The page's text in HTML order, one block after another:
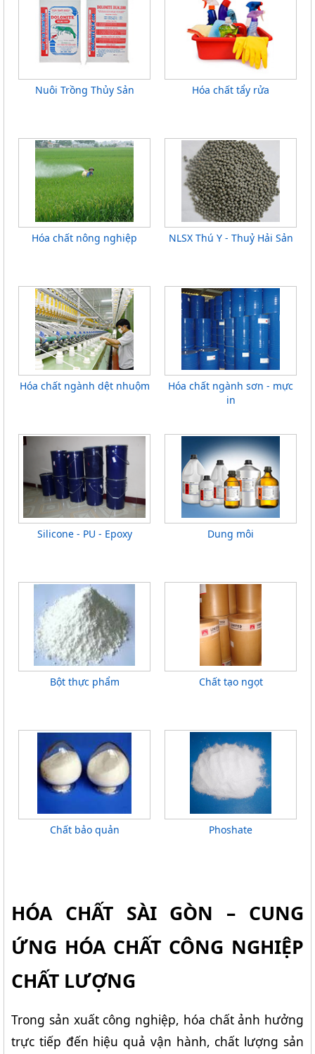
Nuôi Trồng Thủy Sản Hóa chất tẩy rửa
Hóa chất nông nghiệp NLSX Thú Y - Thuỷ Hải Sản
Hóa chất ngành dệt nhuộm
Hóa chất ngành sơn - mực
in
Silicone - PU - Epoxy Dung môi
Bột thực phẩm Chất tạo ngọt
Chất bảo quản Phoshate
HÓA CHẤT SÀI GÒN – CUNG
ỨNG HÓA CHẤT CÔNG NGHIỆP
CHẤT LƯỢNG
Trong sản xuất công nghiệp, hóa chất ảnh hưởng
trực tiếp đến hiệu quả vận hành, chất lượng sản